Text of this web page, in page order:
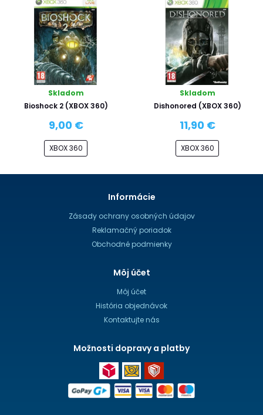
Skladom
Bioshock 2 (XBOX 360)
9,00 €
XBOX 360
Skladom
Dishonored (XBOX 360)
11,90 €
XBOX 360
Informácie
Zásady ochrany osobných údajov
Reklamačný poriadok
Obchodné podmienky
Môj účet
Môj účet
História objednávok
Kontaktujte nás
Možnosti dopravy a platby